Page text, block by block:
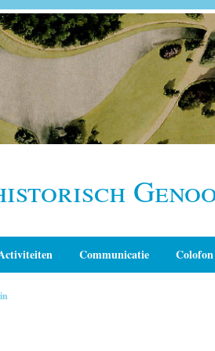
Communicatie Colofon